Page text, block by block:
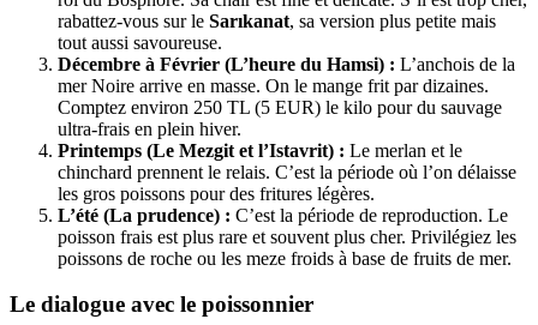
rabattez-vous sur le Sarıkanat, sa version plus petite mais
tout aussi savoureuse.
Décembre à Février (L’heure du Hamsi) : L’anchois de la
mer Noire arrive en masse. On le mange frit par dizaines.
Comptez environ 250 TL (5 EUR) le kilo pour du sauvage
ultra-frais en plein hiver.
Printemps (Le Mezgit et l’Istavrit) : Le merlan et le
chinchard prennent le relais. C’est la période où l’on délaisse
les gros poissons pour des fritures légères.
L’été (La prudence) : C’est la période de reproduction. Le
poisson frais est plus rare et souvent plus cher. Privilégiez les
poissons de roche ou les meze froids à base de fruits de mer.
Le dialogue avec le poissonnier